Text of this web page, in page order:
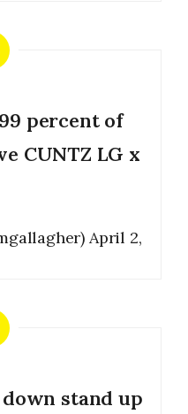
percent of
CUNTZ LG x
April 2,
stand up